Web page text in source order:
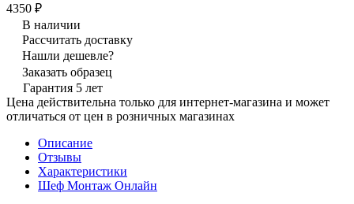
4350 ₽
В наличии
Рассчитать доставку
Нашли дешевле?
Заказать образец
Гарантия 5 лет
Цена действительна только для интернет-магазина и может
отличаться от цен в розничных магазинах
Описание
Отзывы
Характеристики
Шеф Монтаж Онлайн